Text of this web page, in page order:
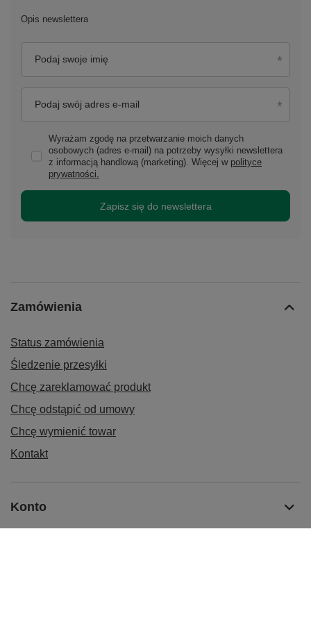
Opis newslettera
Podaj swoje imię
Podaj swój adres e-mail
Wyrażam zgodę na przetwarzanie moich danych
osobowych (adres e-mail) na potrzeby wysyłki newslettera
z informacją handlową (marketing). Więcej w polityce
prywatności.
Zapisz się do newslettera
Zamówienia
Status zamówienia
Śledzenie przesyłki
Chcę zareklamować produkt
Chcę odstąpić od umowy
Chcę wymienić towar
Kontakt
Konto